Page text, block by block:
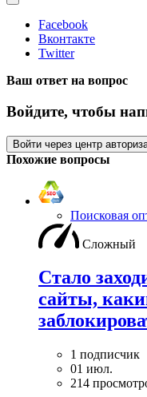
Facebook
Вконтакте
Twitter
Ваш ответ на вопрос
Войдите, чтобы
Войти через центр
Похожие вопросы
Поисковая
Сложный
Стало
сайты,
1 подписчик
01 июл.
214